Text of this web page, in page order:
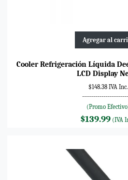
Agregar al
Cooler Refrigeración Líquida
LCD Display
$148.38 IVA Inc.
(Promo
$139.99 (IVA